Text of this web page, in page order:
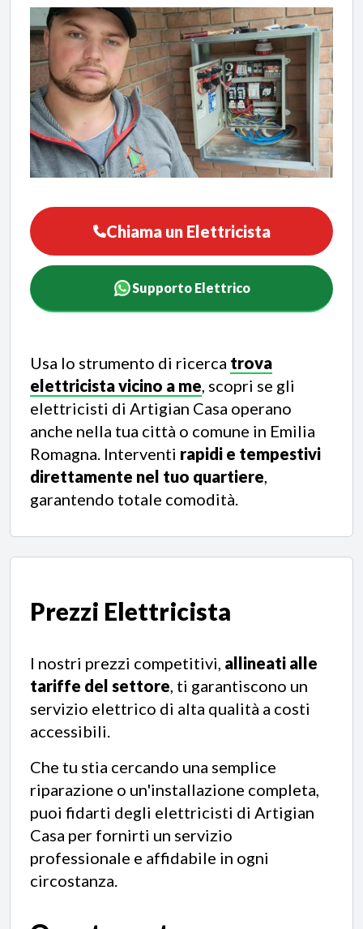
Chiama un Elettricista
Supporto Elettrico
Usa lo strumento di ricerca trova
elettricista vicino a me, scopri se gli
elettricisti di Artigian Casa operano
anche nella tua città o comune in Emilia
Romagna. Interventi rapidi e tempestivi
direttamente nel tuo quartiere,
garantendo totale comodità.
Prezzi Elettricista
I nostri prezzi competitivi, allineati alle
tariffe del settore, ti garantiscono un
servizio elettrico di alta qualità a costi
accessibili.
Che tu stia cercando una semplice
riparazione o un'installazione completa,
puoi fidarti degli elettricisti di Artigian
Casa per fornirti un servizio
professionale e affidabile in ogni
circostanza.